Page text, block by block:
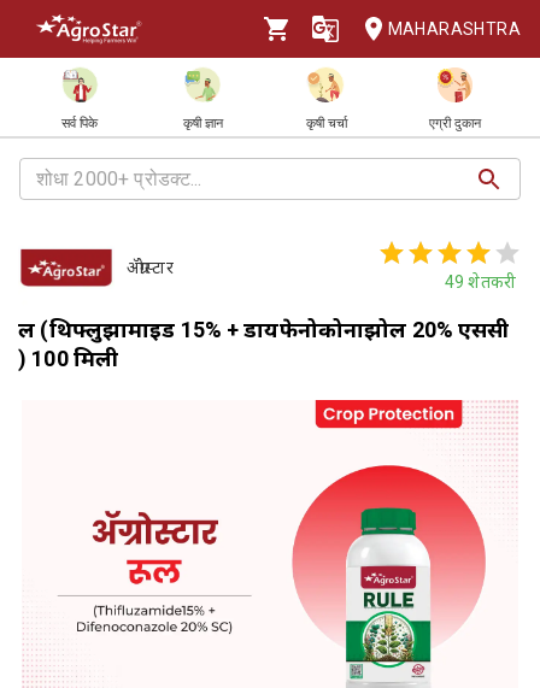
MAHARASHTRA
सर्व पिके कृषी ज्ञान कृषी चर्चा एग्री दुकान
ॲग्रोस्टार
49 शेतकरी
रूल (थिफ्लुझामाइड 15% + डायफेनोकोनाझोल 20% एससी
) 100 मिली